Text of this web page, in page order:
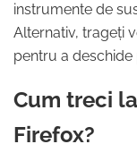
instrumente de
Alternativ, trageți
pentru a deschide
Cum treci
Firefox?